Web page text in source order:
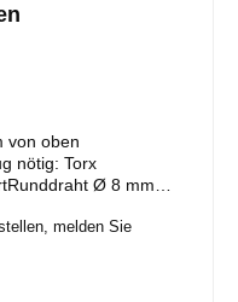
von oben
nötig: Torx
Ø 8 mm
Überprüfungen
melden Sie